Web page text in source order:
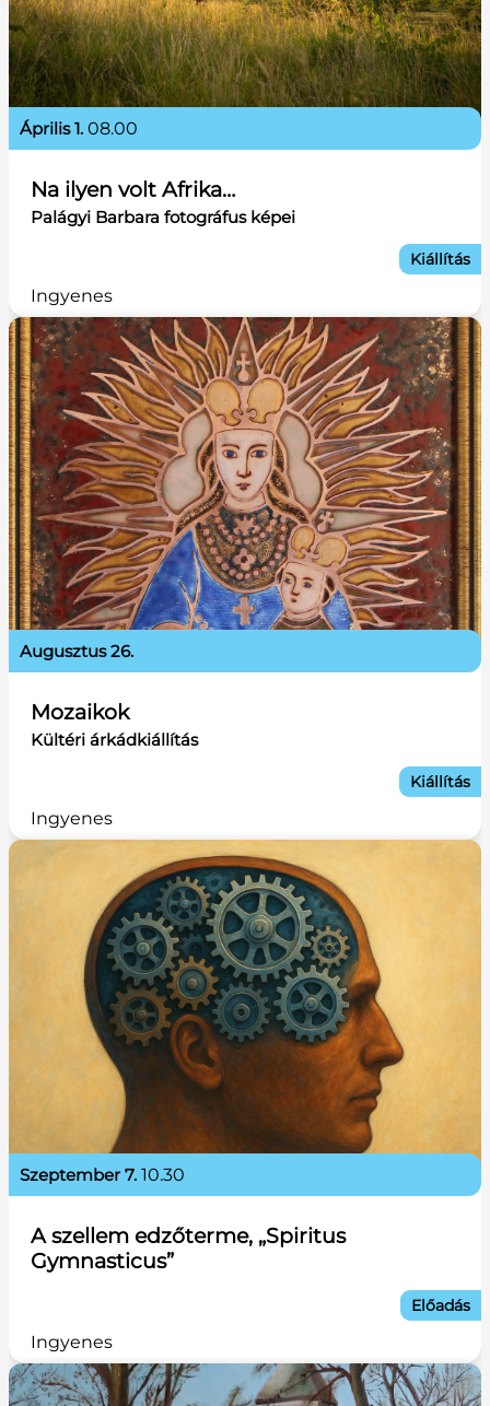
Na ilyen volt Afrika…
Palágyi Barbara fotográfus képei
április 1. 08.00
Ingyenes
Kiállítás
Mozaikok
Kültéri árkádkiállítás
augusztus 26.
Ingyenes
Kiállítás
A szellem edzőterme, „Spiritus
Gymnasticus”
szeptember 7. 10.30
Ingyenes
Előadás